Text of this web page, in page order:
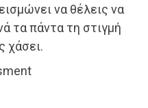
να θέλεις να
τα πάντα τη στιγμή
χάσει.